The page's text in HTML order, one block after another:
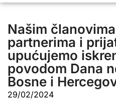
Našim
partnerima i
upućujemo
povodom Dana
Bosne i
29/02/2024